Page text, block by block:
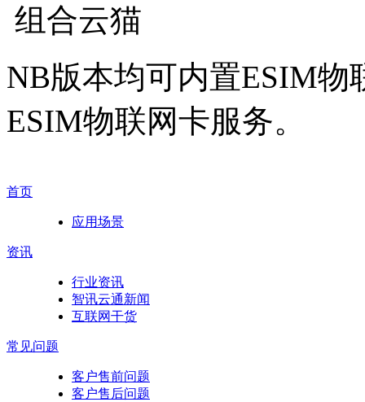
组合云猫
NB版本均可内置ESIM
ESIM物联网卡服务。
首页
应用场景
资讯
行业资讯
智讯云通新闻
互联网干货
常见问题
客户售前问题
客户售后问题